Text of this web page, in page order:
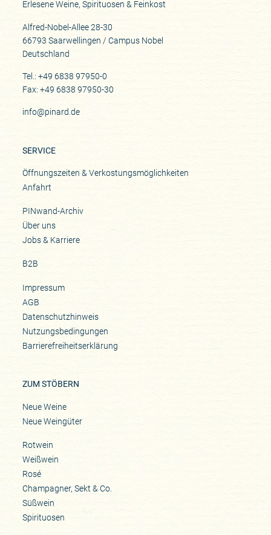
Erlesene Weine, Spirituosen & Feinkost
Alfred-Nobel-Allee 28-30
66793 Saarwellingen / Campus Nobel
Deutschland
Tel.: +49 6838 97950-0
Fax: +49 6838 97950-30
info@pinard.de
SERVICE
Öffnungszeiten & Verkostungsmöglichkeiten
Anfahrt
PINwand-Archiv
Über uns
Jobs & Karriere
B2B
Impressum
AGB
Datenschutzhinweis
Nutzungsbedingungen
Barrierefreiheitserklärung
ZUM STÖBERN
Neue Weine
Neue Weingüter
Rotwein
Weißwein
Rosé
Champagner, Sekt & Co.
Süßwein
Spirituosen